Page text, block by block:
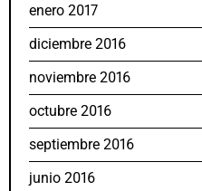
enero 2017
diciembre 2016
noviembre 2016
octubre 2016
septiembre 2016
junio 2016